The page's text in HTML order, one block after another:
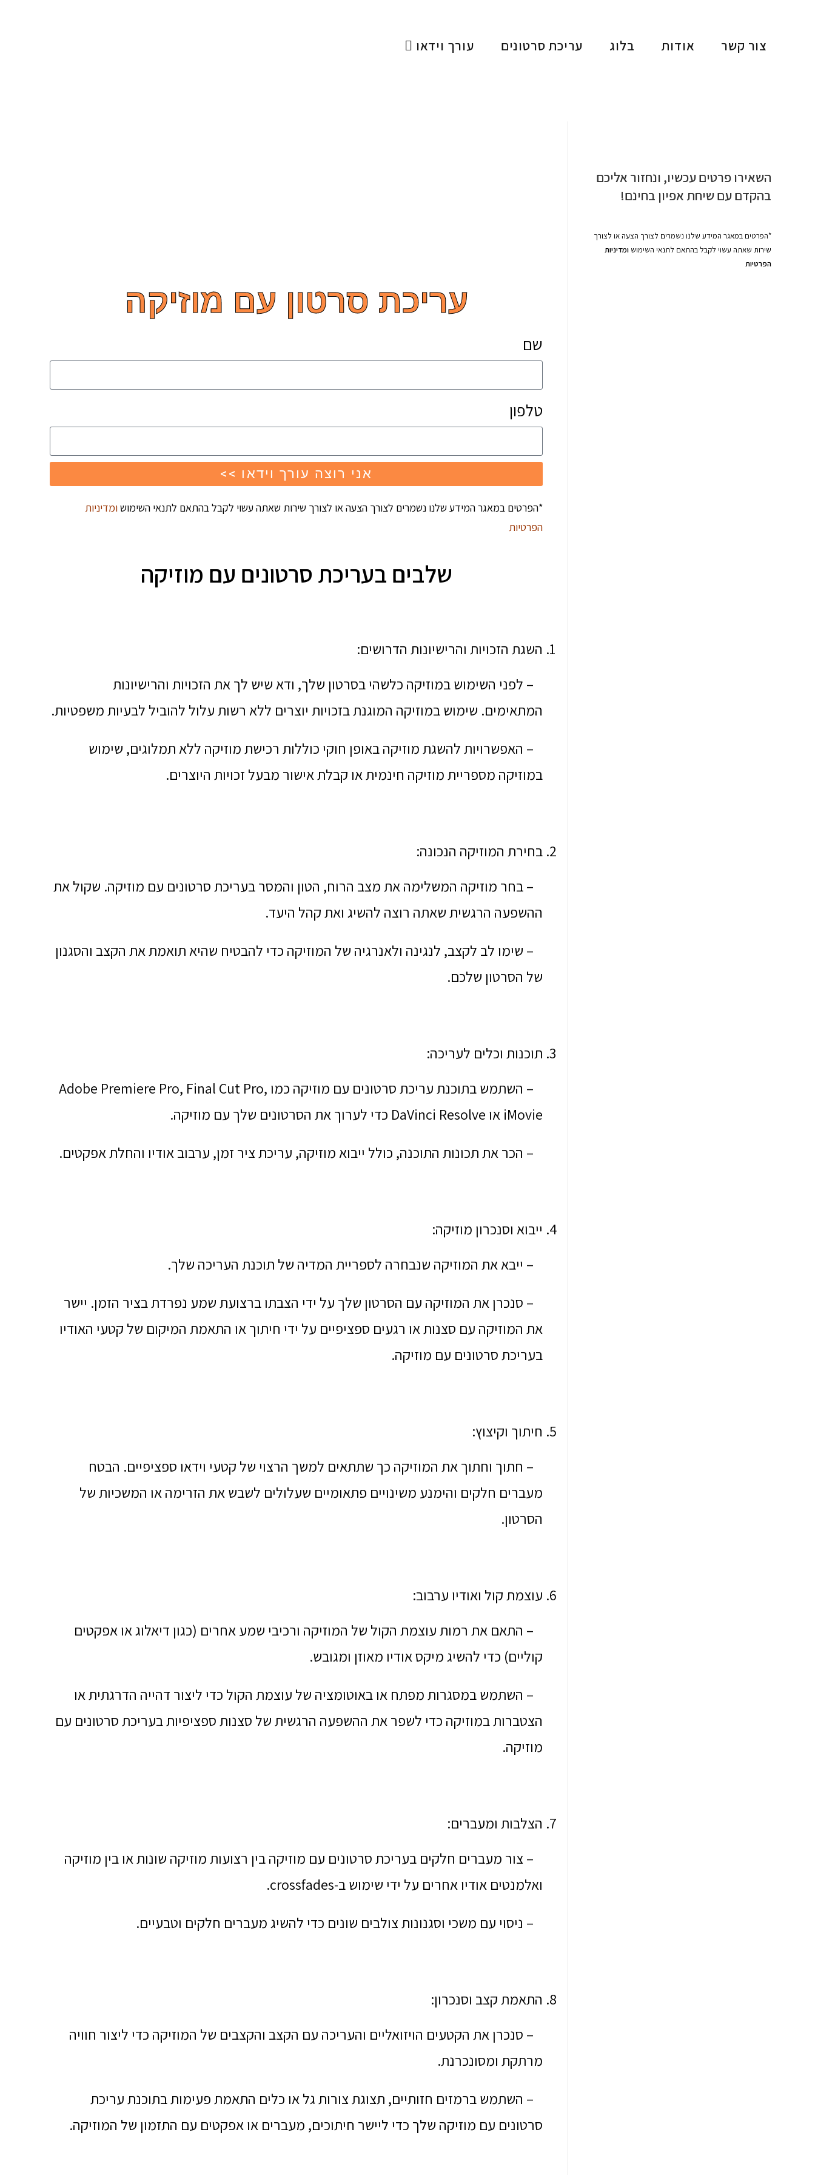
עורך וידאו עריכת סרטונים בלוג אודות צור קשר
עריכת סרטון עם מוזיקה
שם
טלפון
אני רוצה עורך וידאו >>
*הפרטים במאגר המידע שלנו נשמרים לצורך הצעה או לצורך שירות שאתה עשוי לקבל בהתאם לתנאי השימושומדיניות
הפרטיות
שלבים בעריכת סרטונים עם מוזיקה
השגת הזכויות והרישיונות הדרושים:
– לפני השימוש במוזיקה כלשהי בסרטון שלך, ודא שיש לך את הזכויות והרישיונות
המתאימים. שימוש במוזיקה המוגנת בזכויות יוצרים ללא רשות עלול להוביל לבעיות משפטיות.
– האפשרויות להשגת מוזיקה באופן חוקי כוללות רכישת מוזיקה ללא תמלוגים, שימוש
במוזיקה מספריית מוזיקה חינמית או קבלת אישור מבעל זכויות היוצרים.
בחירת המוזיקה הנכונה:
– בחר מוזיקה המשלימה את מצב הרוח, הטון והמסר בעריכת סרטונים עם מוזיקה. שקול את
ההשפעה הרגשית שאתה רוצה להשיג ואת קהל היעד.
– שימו לב לקצב, לנגינה ולאנרגיה של המוזיקה כדי להבטיח שהיא תואמת את הקצב והסגנון
של הסרטון שלכם.
תוכנות וכלים לעריכה:
– השתמש בתוכנת עריכת סרטונים עם מוזיקה כמו Adobe Premiere Pro, Final Cut Pro,
iMovie או DaVinci Resolve כדי לערוך את הסרטונים שלך עם מוזיקה.
– הכר את תכונות התוכנה, כולל ייבוא ​​מוזיקה, עריכת ציר זמן, ערבוב אודיו והחלת אפקטים.
ייבוא ​​וסנכרון מוזיקה:
– ייבא את המוזיקה שנבחרה לספריית המדיה של תוכנת העריכה שלך.
– סנכרן את המוזיקה עם הסרטון שלך על ידי הצבתו ברצועת שמע נפרדת בציר הזמן. יישר
את המוזיקה עם סצנות או רגעים ספציפיים על ידי חיתוך או התאמת המיקום של קטעי האודיו
בעריכת סרטונים עם מוזיקה.
חיתוך וקיצוץ:
– חתוך וחתוך את המוזיקה כך שתתאים למשך הרצוי של קטעי וידאו ספציפיים. הבטח
מעברים חלקים והימנע משינויים פתאומיים שעלולים לשבש את הזרימה או המשכיות של
הסרטון.
עוצמת קול ואודיו ערבוב:
– התאם את רמות עוצמת הקול של המוזיקה ורכיבי שמע אחרים (כגון דיאלוג או אפקטים
קוליים) כדי להשיג מיקס אודיו מאוזן ומגובש.
– השתמש במסגרות מפתח או באוטומציה של עוצמת הקול כדי ליצור דהייה הדרגתית או
הצטברות במוזיקה כדי לשפר את ההשפעה הרגשית של סצנות ספציפיות בעריכת סרטונים עם
מוזיקה.
הצלבות ומעברים:
– צור מעברים חלקים בעריכת סרטונים עם מוזיקה בין רצועות מוזיקה שונות או בין מוזיקה
ואלמנטים אודיו אחרים על ידי שימוש ב-crossfades.
– ניסוי עם משכי וסגנונות צולבים שונים כדי להשיג מעברים חלקים וטבעיים.
התאמת קצב וסנכרון:
– סנכרן את הקטעים הויזואליים והעריכה עם הקצב והקצבים של המוזיקה כדי ליצור חוויה
מרתקת ומסונכרנת.
– השתמש ברמזים חזותיים, תצוגת צורות גל או כלים התאמת פעימות בתוכנת עריכת
סרטונים עם מוזיקה שלך כדי ליישר חיתוכים, מעברים או אפקטים עם התזמון של המוזיקה.
השאירו פרטים עכשיו, ונחזור אליכם
בהקדם עם שיחת אפיון בחינם!
*הפרטים במאגר המידע שלנו נשמרים לצורך הצעה או לצורך
שירות שאתה עשוי לקבל בהתאם לתנאי השימוש ומדיניות
הפרטיות